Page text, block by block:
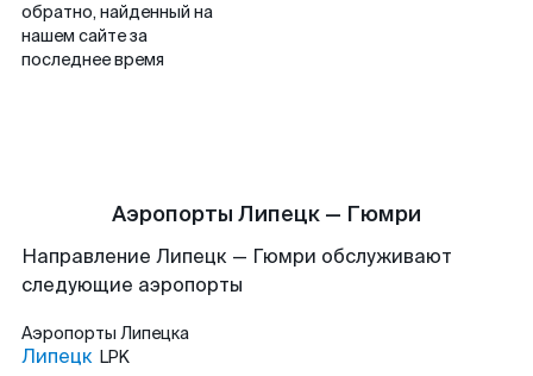
обратно, найденный на
нашем сайте за
последнее время
Аэропорты Липецк — Гюмри
Направление Липецк — Гюмри обслуживают
следующие аэропорты
Аэропорты Липецка
Липецк LPK